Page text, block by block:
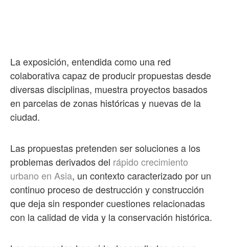
La exposición, entendida como una red
colaborativa capaz de producir propuestas desde
diversas disciplinas, muestra proyectos basados
en parcelas de zonas históricas y nuevas de la
ciudad.
Las propuestas pretenden ser soluciones a los
problemas derivados del rápido crecimiento
urbano en Asia, un contexto caracterizado por un
continuo proceso de destrucción y construcción
que deja sin responder cuestiones relacionadas
con la calidad de vida y la conservación histórica.